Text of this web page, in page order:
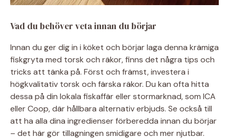
Vad du behöver veta innan du börjar
Innan du ger dig in i köket och börjar laga denna krämiga
fiskgryta med torsk och räkor, finns det några tips och
tricks att tänka på. Först och främst, investera i
högkvalitativ torsk och färska räkor. Du kan ofta hitta
dessa på din lokala fiskaffär eller stormarknad, som ICA
eller Coop, där hållbara alternativ erbjuds. Se också till
att ha alla dina ingredienser förberedda innan du börjar
– det här gör tillagningen smidigare och mer njutbar.